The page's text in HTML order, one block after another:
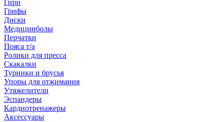
Гири
Грифы
Диски
Медицинболы
Перчатки
Пояса т/а
Ролики для пресса
Скакалки
Турники и брусья
Упоры для отжимания
Утяжелители
Эспандеры
Кардиотренажеры
Аксессуары